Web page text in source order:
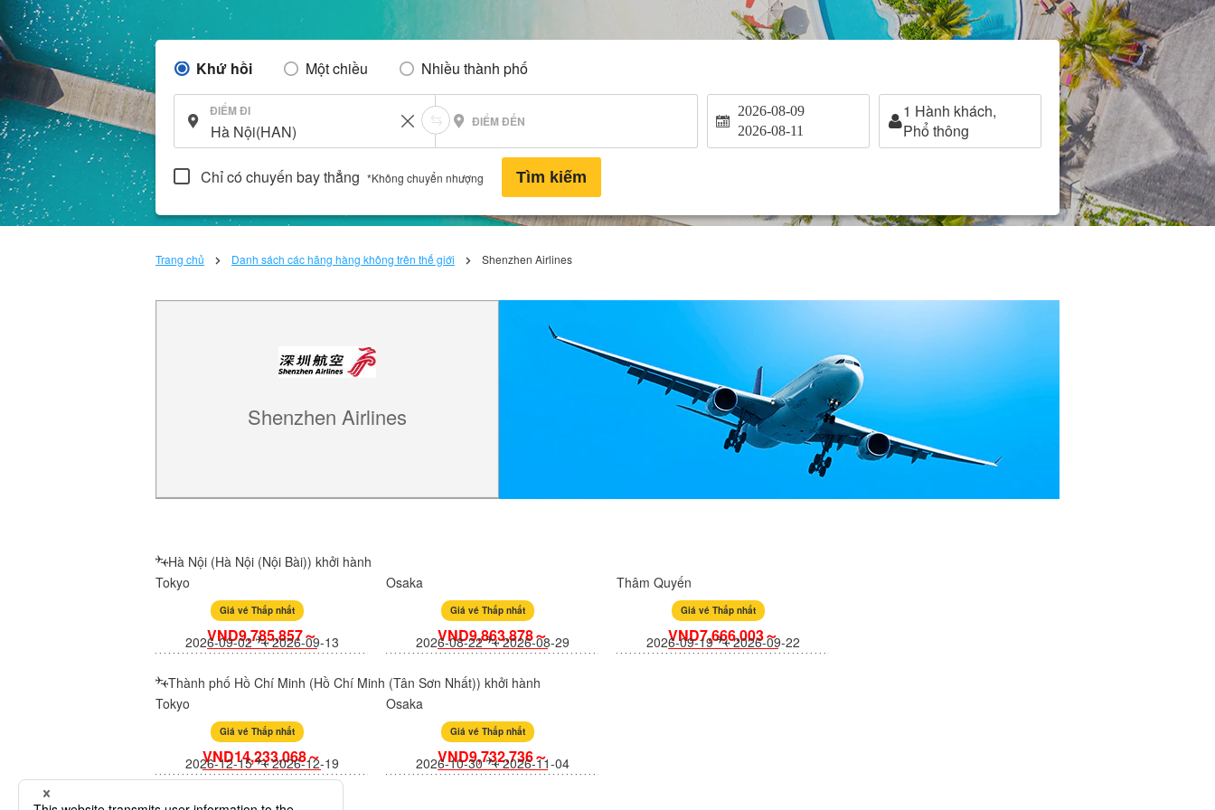
Khứ hồi Một chiều Nhiều thành phố
ĐIỂM ĐI
ĐIỂM ĐẾN
2026-08-09
2026-08-11
1 Hành khách,
Phổ thông
Chỉ có chuyến bay thẳng *Không chuyển nhượng Tìm kiếm
Trang chủ Danh sách các hãng hàng không trên thế giới Shenzhen Airlines
Shenzhen Airlines
Hà Nội (Hà Nội (Nội Bài)) khởi hành
Tokyo
Giá vé Thấp nhất
VND9,785,857～
2026-09-02 2026-09-13
Osaka
Giá vé Thấp nhất
VND9,863,878～
2026-08-22 2026-08-29
Thâm Quyến
Giá vé Thấp nhất
VND7,666,003～
2026-09-19 2026-09-22
Thành phố Hồ Chí Minh (Hồ Chí Minh (Tân Sơn Nhất)) khởi hành
Tokyo
Giá vé Thấp nhất
VND14,233,068～
2026-12-15 2026-12-19
Osaka
Giá vé Thấp nhất
VND9,732,736～
2026-10-30 2026-11-04